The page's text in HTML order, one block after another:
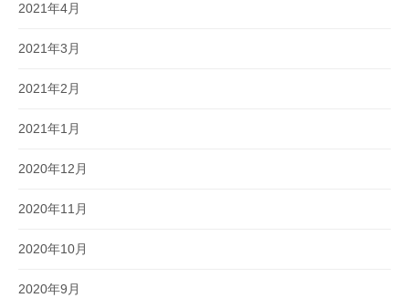
2021年4月
2021年3月
2021年2月
2021年1月
2020年12月
2020年11月
2020年10月
2020年9月